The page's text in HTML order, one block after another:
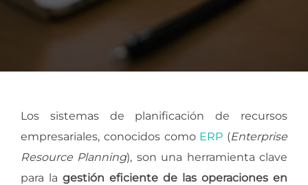
Los sistemas de planificación de recursos
empresariales, conocidos como ERP (Enterprise
Resource Planning), son una herramienta clave
para la gestión eficiente de las operaciones en